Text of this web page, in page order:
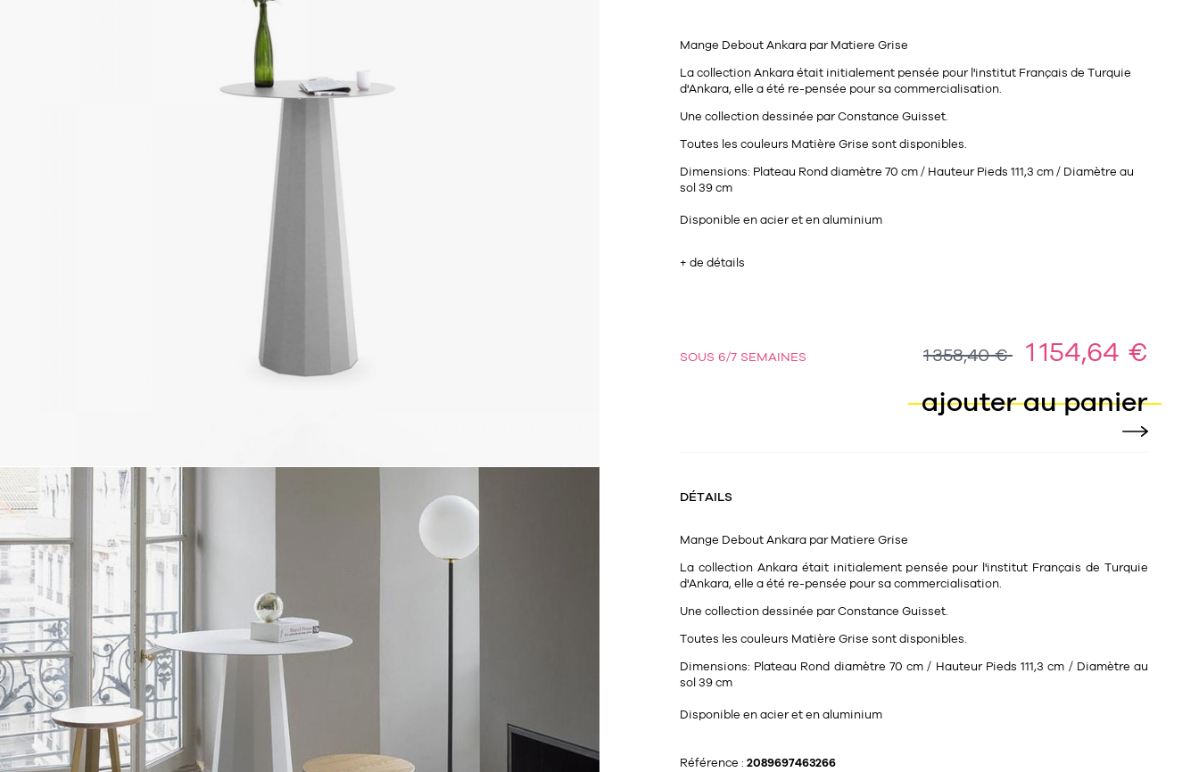
Mange DeboutAnkara parMatiere Grise
La collection Ankara était initialement pensée pour l'institut Français de Turquie
d'Ankara, elle a été re-pensée pour sa commercialisation.
Une collection dessinée par Constance Guisset.
Toutes les couleurs Matière Grise sont disponibles.
Dimensions: Plateau Rond diamètre 70 cm / Hauteur Pieds 111,3 cm / Diamètre au
sol 39 cm
Disponible en acier et en aluminium
+ de détails
SOUS 6/7 SEMAINES 1 358,40 €
1 154,64 €
ajouter au panier
DÉTAILS
Mange DeboutAnkara parMatiere Grise
La collection Ankara était initialement pensée pour l'institut Français de Turquie
d'Ankara, elle a été re-pensée pour sa commercialisation.
Une collection dessinée par Constance Guisset.
Toutes les couleurs Matière Grise sont disponibles.
Dimensions: Plateau Rond diamètre 70 cm / Hauteur Pieds 111,3 cm / Diamètre au
sol 39 cm
Disponible en acier et en aluminium
Référence : 2089697463266